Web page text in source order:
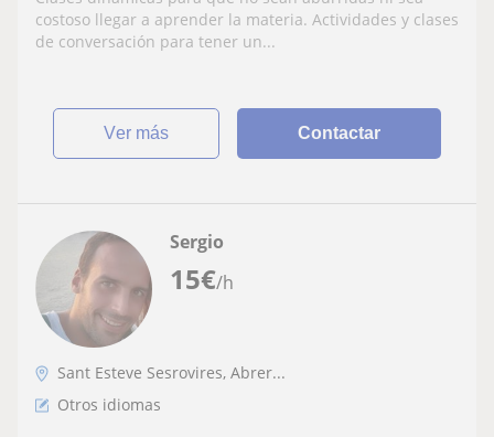
costoso llegar a aprender la materia. Actividades y clases
de conversación para tener un...
ver más Contactar
15€/h
Sergio
Sant Esteve Sesrovires, Abrer...
Otros idiomas